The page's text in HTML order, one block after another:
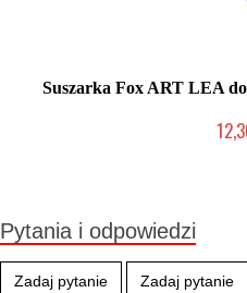
Suszarka Fox ART LEA
Pytania i odpowiedzi
Zadaj pytanie Zadaj pytanie